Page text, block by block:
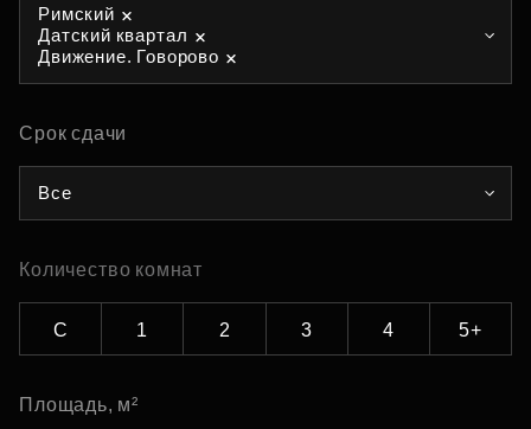
Римский
Датский квартал
Движение. Говорово
Срок сдачи
Все
Количество комнат
С 1 2 3 4 5+
Площадь, м²